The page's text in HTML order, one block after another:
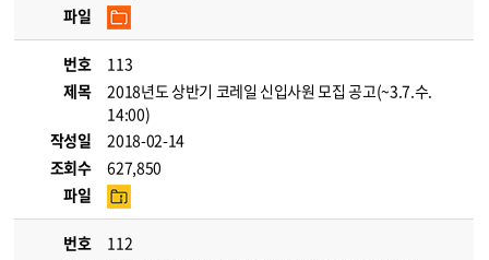
파일
번호
113
제목
2018년도 상반기 코레일 신입사원 모집 공고(~3.7.수.
14:00)
작성일
2018-02-14
조회수
627,850
파일
번호
112